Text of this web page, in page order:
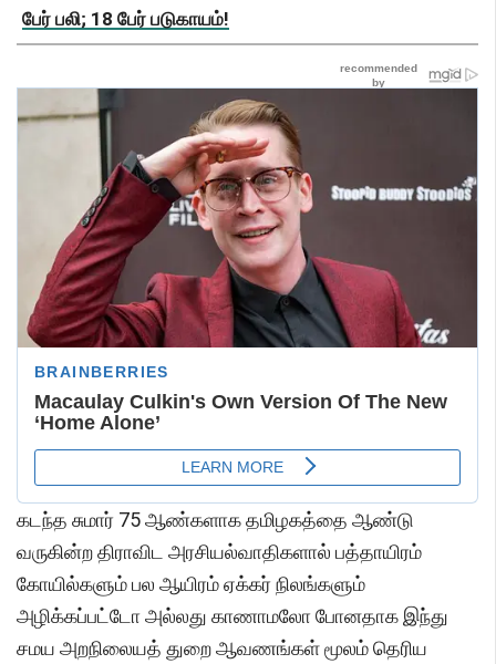
பேர் பலி; 18 பேர் படுகாயம்!
கடந்த சுமார் 75 ஆண்களாக தமிழகத்தை ஆண்டு
வருகின்ற திராவிட அரசியல்வாதிகளால் பத்தாயிரம்
கோயில்களும் பல ஆயிரம் ஏக்கர் நிலங்களும்
அழிக்கப்பட்டோ அல்லது காணாமலோ போனதாக இந்து
சமய அறநிலையத் துறை ஆவணங்கள் மூலம் தெரிய